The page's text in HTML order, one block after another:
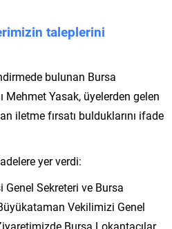
taleplerini
bulunan Bursa
Mehmet Yasak, üyelerden gelen
iletme fırsatı bulduklarını ifade
yer verdi:
Sekreteri ve Bursa
Vekilimizi Genel
Bursa Lokantacılar